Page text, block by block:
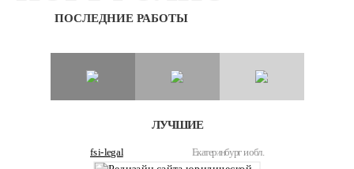
ПОСЛЕДНИЕ РАБОТЫ
ЛУЧШИЕ
fsi-legal Екатеринбург и обл.